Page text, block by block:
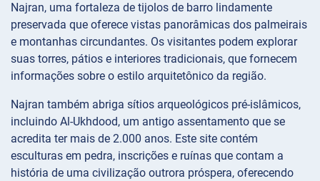
Najran, uma fortaleza de tijolos de barro lindamente
preservada que oferece vistas panorâmicas dos palmeirais
e montanhas circundantes. Os visitantes podem explorar
suas torres, pátios e interiores tradicionais, que fornecem
informações sobre o estilo arquitetônico da região.
Najran também abriga sítios arqueológicos pré-islâmicos,
incluindo Al-Ukhdood, um antigo assentamento que se
acredita ter mais de 2.000 anos. Este site contém
esculturas em pedra, inscrições e ruínas que contam a
história de uma civilização outrora próspera, oferecendo